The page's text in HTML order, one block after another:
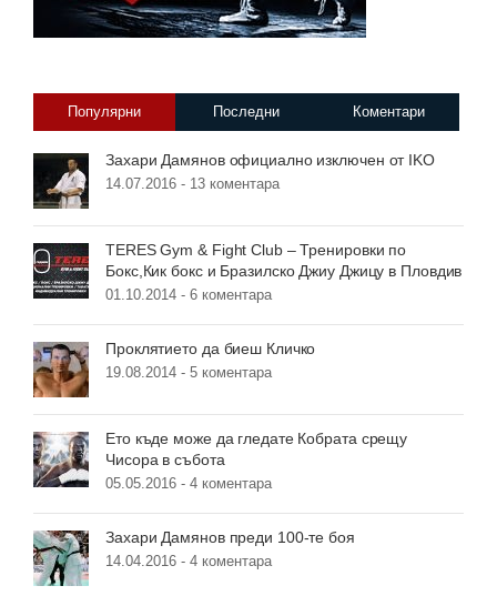
Популярни Последни Коментари
Захари Дамянов официално изключен от IKO
14.07.2016 - 13 коментара
TERES Gym & Fight Club – Тренировки по
Бокс,Кик бокс и Бразилско Джиу Джицу в Пловдив
01.10.2014 - 6 коментара
Проклятието да биеш Кличко
19.08.2014 - 5 коментара
Ето къде може да гледате Кобрата срещу
Чисора в събота
05.05.2016 - 4 коментара
Захари Дамянов преди 100-те боя
14.04.2016 - 4 коментара